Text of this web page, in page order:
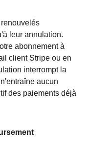
leur annulation.
abonnement à
client Stripe ou en
interrompt la
aucun
des paiements déjà